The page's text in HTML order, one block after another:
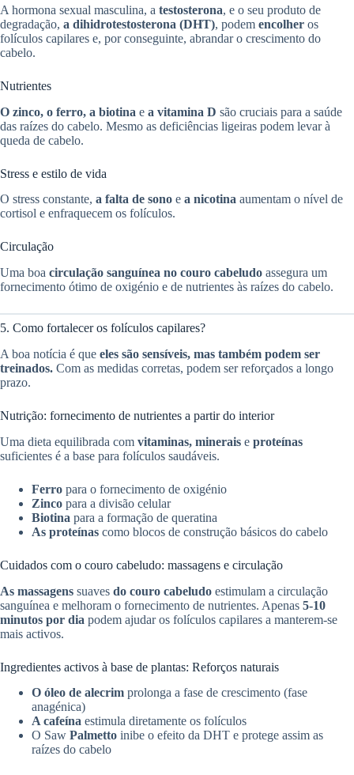
A hormona sexual masculina, a testosterona, e o seu produto de
degradação, a dihidrotestosterona (DHT), podem encolher os
folículos capilares e, por conseguinte, abrandar o crescimento do
cabelo.
Nutrientes
O zinco, o ferro, a biotina e a vitamina D são cruciais para a saúde
das raízes do cabelo. Mesmo as deficiências ligeiras podem levar à
queda de cabelo.
Stress e estilo de vida
O stress constante, a falta de sono e a nicotina aumentam o nível de
cortisol e enfraquecem os folículos.
Circulação
Uma boa circulação sanguínea no couro cabeludo assegura um
fornecimento ótimo de oxigénio e de nutrientes às raízes do cabelo.
5. Como fortalecer os folículos capilares?
A boa notícia é que eles são sensíveis, mas também podem ser
treinados. Com as medidas corretas, podem ser reforçados a longo
prazo.
Nutrição: fornecimento de nutrientes a partir do interior
Uma dieta equilibrada com vitaminas, minerais e proteínas
suficientes é a base para folículos saudáveis.
Ferro para o fornecimento de oxigénio
Zinco para a divisão celular
Biotina para a formação de queratina
As proteínas como blocos de construção básicos do cabelo
Cuidados com o couro cabeludo: massagens e circulação
As massagens suaves do couro cabeludo estimulam a circulação
sanguínea e melhoram o fornecimento de nutrientes. Apenas 5-10
minutos por dia podem ajudar os folículos capilares a manterem-se
mais activos.
Ingredientes activos à base de plantas: Reforços naturais
O óleo de alecrim prolonga a fase de crescimento (fase
anagénica)
A cafeína estimula diretamente os folículos
O Saw Palmetto inibe o efeito da DHT e protege assim as
raízes do cabelo